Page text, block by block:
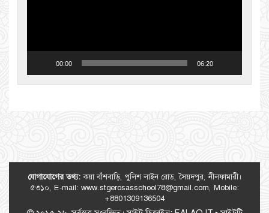
00:00 06:20
যোগাযোগের তথ্য:কয়া বাঁশবাড়ি, পুলিশ লাইন রোড, সৈয়দপুর, নীলফামারী।
৫৩১০, E-mail: www.stgerosasschool78@gmail.com, Mobile:
+8801309136504